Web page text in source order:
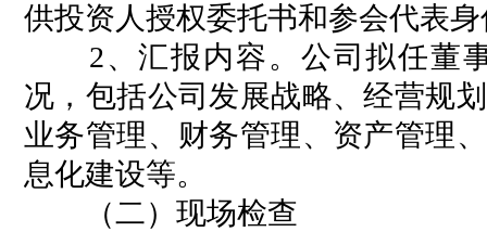
供投资人授权委托书和参会代表
2、汇报内容。公司拟任董事
况，包括公司发展战略、经营规
业务管理、财务管理、资产管理
息化建设等。
（二）现场检查